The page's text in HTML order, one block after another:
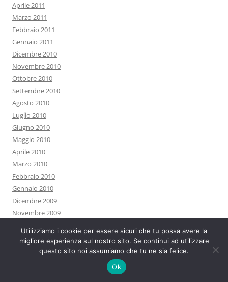
Aprile 2011
Marzo 2011
Febbraio 2011
Gennaio 2011
Dicembre 2010
Novembre 2010
Ottobre 2010
Settembre 2010
Agosto 2010
Luglio 2010
Giugno 2010
Maggio 2010
Aprile 2010
Marzo 2010
Febbraio 2010
Gennaio 2010
Dicembre 2009
Novembre 2009
Settembre 2009
Agosto 2009
Utilizziamo i cookie per essere sicuri che tu possa avere la
migliore esperienza sul nostro sito. Se continui ad utilizzare
questo sito noi assumiamo che tu ne sia felice.
Ok